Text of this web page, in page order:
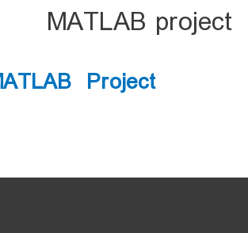
MATLAB project
Project